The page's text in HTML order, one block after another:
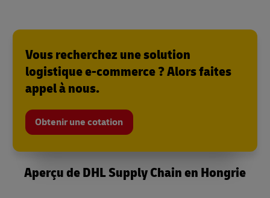
Vous recherchez une solution
logistique e-commerce ? Alors faites
appel à nous.
Obtenir une cotation
Aperçu de DHL Supply Chain en Hongrie